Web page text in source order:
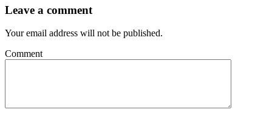
Leave a comment
Your email address will not be published.
Comment